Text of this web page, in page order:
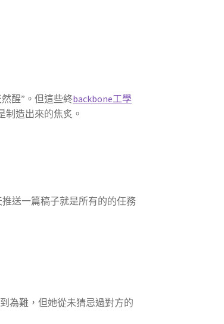
醒”。但這些終backbone工學
制造出來的焦炙。
送一篇稿子就是所有的的任務
為難，但她從未猜忌過對方的